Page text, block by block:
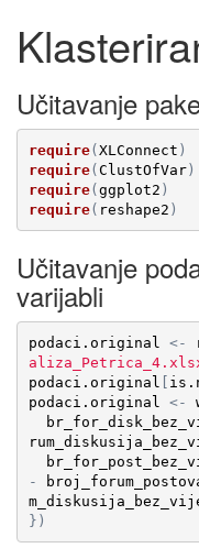
Učitavanje
require(XLConnect )
require(ClustOfVar)
require(ggplot2 )
require( reshape2 )
Učitavanje
varijabli
podaci.original <-
podaci.original [
podaci.original
<-
-
} )